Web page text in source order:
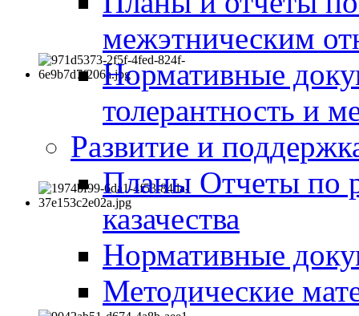
межэтническим
Нормативные
толерантность и
Развитие и
Планы Отчеты по
казачества
Нормативные
Методические